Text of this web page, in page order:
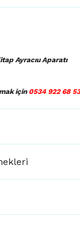
Ayracıu Aparatı
için 0534 922 68